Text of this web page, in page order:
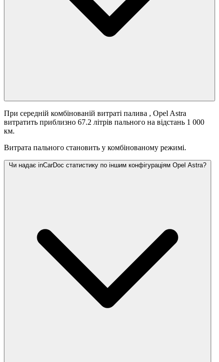
При середній комбінованій витраті палива , Opel Astra
витратить приблизно 67.2 літрів пального на відстань 1 000
км.
Витрата пального становить у комбінованому режимі.
Чи надає inCarDoc статистику по іншим конфігураціям Opel Astra?